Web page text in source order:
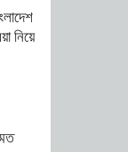
নিয়ে